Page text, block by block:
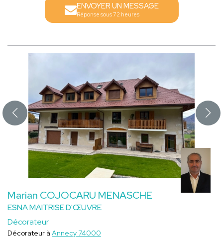
ENVOYER UN MESSAGE
Réponse sous 72 heures
Marian COJOCARU MENASCHE
ESNA MAITRISE D'ŒUVRE
Décorateur
Décorateur à Annecy 74000